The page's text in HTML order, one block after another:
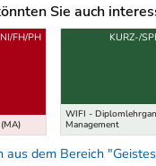
Sie auch
FH/PH
WIFI -
Management
KURZ-/
dem Bereich